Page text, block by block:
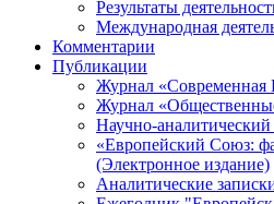
Результаты
Международная
Комментарии
Публикации
Журнал «Современная
Журнал
Научно-
«Европейский Союз:
(Электронное издание)
Аналитические